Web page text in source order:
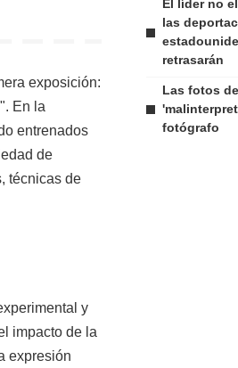
exposición:
En la
entrenados
de
técnicas de
y
impacto de la
expresión
El líder no
las
retrasarán
Las fotos
fotógrafo